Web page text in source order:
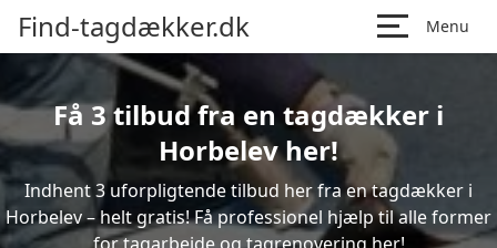
Find-tagdækker.dk Menu
Få 3 tilbud fra en tagdækker i
Horbelev her!
Indhent 3 uforpligtende tilbud her fra en tagdækker i
Horbelev – helt gratis! Få professionel hjælp til alle former